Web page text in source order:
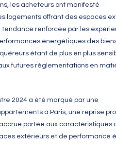
les acheteurs ont manifesté
logements offrant des espaces
tendance renforcée par les
énergétiques des
étant de plus en plus
futures réglementations en
2024 a été marqué par une
à Paris, une reprise
portée aux caractéristiques
extérieurs et de performance